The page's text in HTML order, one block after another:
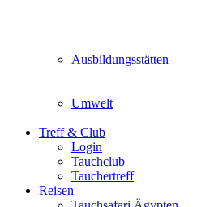
Ausbildungsstätten
Umwelt
Treff & Club
Login
Tauchclub
Tauchertreff
Reisen